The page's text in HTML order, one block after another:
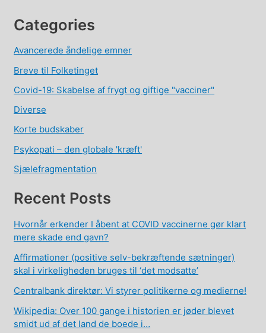
Categories
Avancerede åndelige emner
Breve til Folketinget
Covid-19: Skabelse af frygt og giftige "vacciner"
Diverse
Korte budskaber
Psykopati – den globale 'kræft'
Sjælefragmentation
Recent Posts
Hvornår erkender I åbent at COVID vaccinerne gør klart
mere skade end gavn?
Affirmationer (positive selv-bekræftende sætninger)
skal i virkeligheden bruges til ‘det modsatte’
Centralbank direktør: Vi styrer politikerne og medierne!
Wikipedia: Over 100 gange i historien er jøder blevet
smidt ud af det land de boede i…